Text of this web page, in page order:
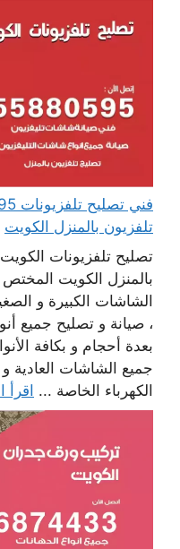
تلفزيون بالمنزل الكويت
تصليح تلفزيونات
بالمنزل الكويت المختص
الشاشات الكبيرة و
، صيانة و تصليح جميع
بعدة أحجام و بكافة
جميع الشاشات العادية
الكهرباء الخاصة ... اقرأ